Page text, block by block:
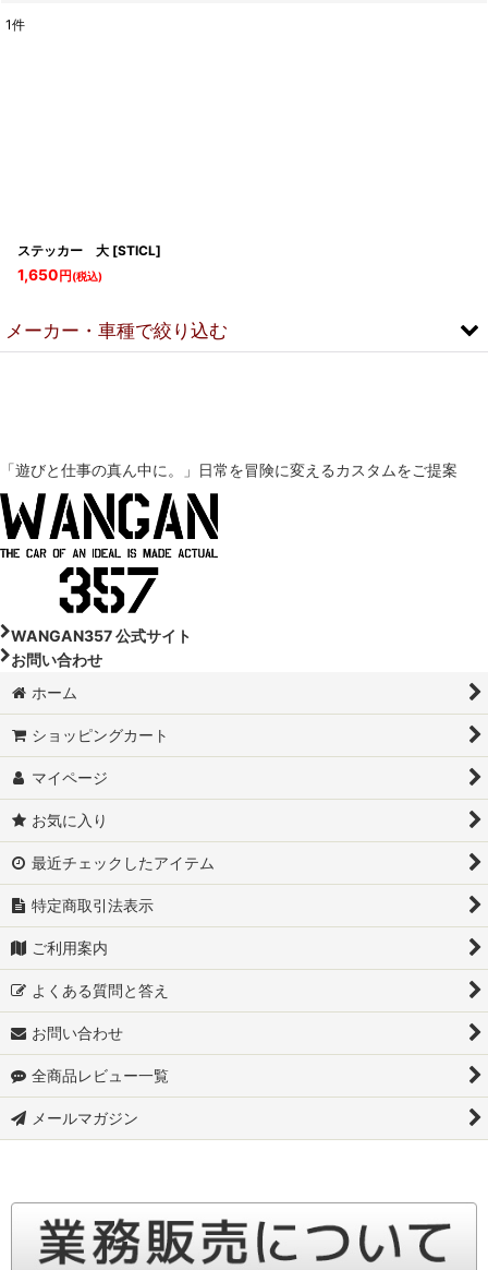
1件
ステッカー 大 [STICL]
1,650 円 (税込)
メーカー・車種で絞り込む
DA18W-スズキ エブリイワゴン
DA17V-スズキ エブリイ
DA64V-スズキ エブリイ
DA17W-スズキ エブリイワゴン
DA64W-スズキ エブリイワゴン
DA16T-スズキ スーパーキャリイ
DA63T-スズキ キャリイトラック
DA65T-スズキ キャリイトラック
JB64W-スズキ ジムニー
JB74W-スズキ ジムニー シエラ
JC74W-スズキ ジムニーノマド
MR92S-スズキ ハスラー
S700W-スズキ アトレーデッキバン
▼ダイハツ
S710W-ダイハツ アトレーデッキバン
「遊びと仕事の真ん中に。」 日常を冒険に変えるカスタムをご提案
WANGAN357 公式サイト
お問い合わせ
ホーム
ショッピングカート
マイページ
お気に入り
最近チェックしたアイテム
特定商取引法表示
ご利用案内
よくある質問と答え
お問い合わせ
全商品レビュー一覧
メールマガジン